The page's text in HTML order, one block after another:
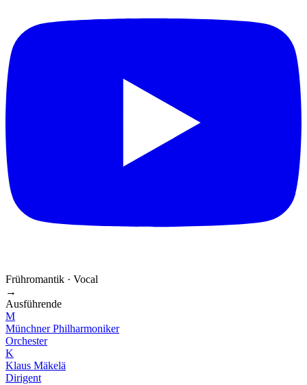
Frühromantik · Vocal
→
Ausführende
M
Münchner Philharmoniker
Orchester
K
Klaus Mäkelä
Dirigent